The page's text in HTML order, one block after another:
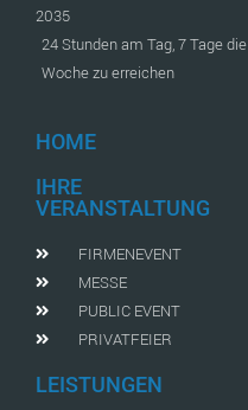
2035
24 Stunden am Tag, 7 Tage die
Woche zu erreichen
HOME
IHRE
VERANSTALTUNG
FIRMENEVENT
MESSE
PUBLIC EVENT
PRIVATFEIER
LEISTUNGEN